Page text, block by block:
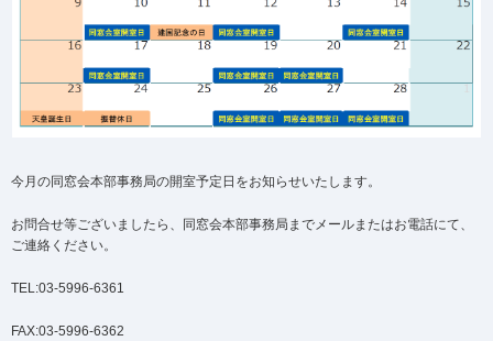
今月の同窓会本部事務局の開室予定日をお知らせいたします。
お問合せ等ございましたら、同窓会本部事務局までメールまたはお電話にて、
ご連絡ください。
TEL:03-5996-6361
FAX:03-5996-6362